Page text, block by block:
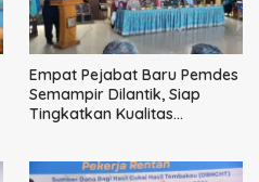
Empat Pejabat Baru Pemdes
Semampir Dilantik, Siap
Tingkatkan Kualitas